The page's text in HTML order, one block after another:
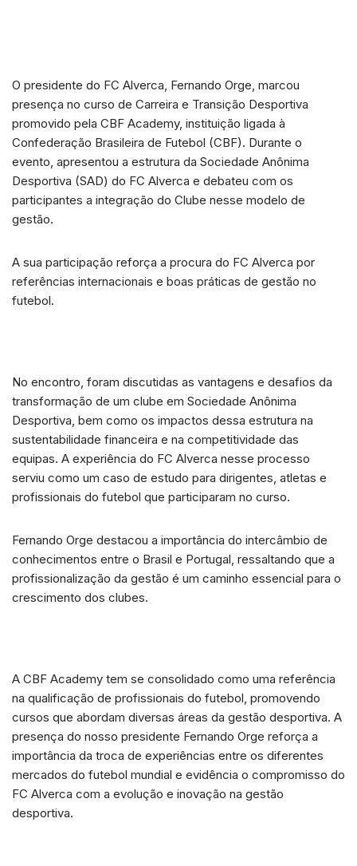
O presidente do FC Alverca, Fernando Orge, marcou
presença no curso de Carreira e Transição Desportiva
promovido pela CBF Academy, instituição ligada à
Confederação Brasileira de Futebol (CBF). Durante o
evento, apresentou a estrutura da Sociedade Anônima
Desportiva (SAD) do FC Alverca e debateu com os
participantes a integração do Clube nesse modelo de
gestão.
A sua participação reforça a procura do FC Alverca por
referências internacionais e boas práticas de gestão no
futebol.
No encontro, foram discutidas as vantagens e desafios da
transformação de um clube em Sociedade Anônima
Desportiva, bem como os impactos dessa estrutura na
sustentabilidade financeira e na competitividade das
equipas. A experiência do FC Alverca nesse processo
serviu como um caso de estudo para dirigentes, atletas e
profissionais do futebol que participaram no curso.
Fernando Orge destacou a importância do intercâmbio de
conhecimentos entre o Brasil e Portugal, ressaltando que a
profissionalização da gestão é um caminho essencial para o
crescimento dos clubes.
A CBF Academy tem se consolidado como uma referência
na qualificação de profissionais do futebol, promovendo
cursos que abordam diversas áreas da gestão desportiva. A
presença do nosso presidente Fernando Orge reforça a
importância da troca de experiências entre os diferentes
mercados do futebol mundial e evidência o compromisso do
FC Alverca com a evolução e inovação na gestão
desportiva.